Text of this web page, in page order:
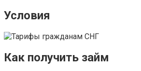
Условия
Как получить займ